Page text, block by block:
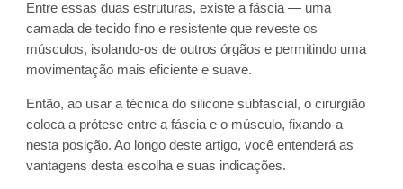
Entre essas duas estruturas, existe a fáscia — uma
camada de tecido fino e resistente que reveste os
músculos, isolando-os de outros órgãos e permitindo uma
movimentação mais eficiente e suave.
Então, ao usar a técnica do silicone subfascial, o cirurgião
coloca a prótese entre a fáscia e o músculo, fixando-a
nesta posição. Ao longo deste artigo, você entenderá as
vantagens desta escolha e suas indicações.